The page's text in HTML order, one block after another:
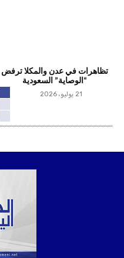
تظاهرات في عدن والمكلا ترفض
“الوصاية” السعودية
21 يوليو، 2026